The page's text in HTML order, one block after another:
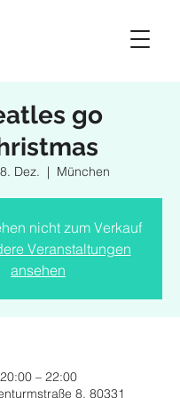
go
Dez.
  |
München
nicht zum Verkauf
Veranstaltungen
ansehen
– 22:00
8, 80331